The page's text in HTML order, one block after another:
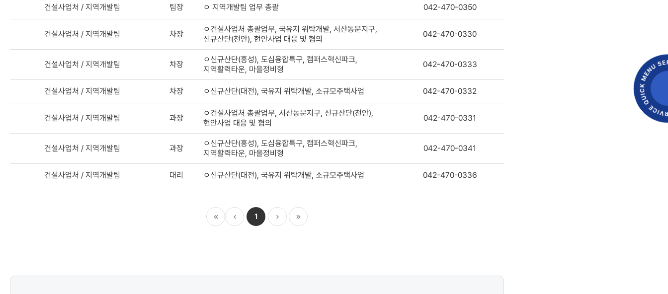
전화번호
건설사업처 / 지역개발팀 팀장 ㅇ 지역개발팀 업무 총괄 042-470-0350
건설사업처 / 지역개발팀 차장
ㅇ건설사업처 총괄업무, 국유지 위탁개발, 서산동문지구,
신규산단(천안), 현안사업 대응 및 협의
042-470-0330
건설사업처 / 지역개발팀 차장
ㅇ신규산단(홍성), 도심융합특구, 캠퍼스혁신파크,
지역활력타운, 마을정비형
042-470-0333
건설사업처 / 지역개발팀 차장 ㅇ신규산단(대전), 국유지 위탁개발, 소규모주택사업 042-470-0332
건설사업처 / 지역개발팀 과장
ㅇ건설사업처 총괄업무, 서산동문지구, 신규산단(천안),
현안사업 대응 및 협의
042-470-0331
건설사업처 / 지역개발팀 과장
ㅇ신규산단(홍성), 도심융합특구, 캠퍼스혁신파크,
지역활력타운, 마을정비형
042-470-0341
건설사업처 / 지역개발팀 대리 ㅇ신규산단(대전), 국유지 위탁개발, 소규모주택사업 042-470-0336
1